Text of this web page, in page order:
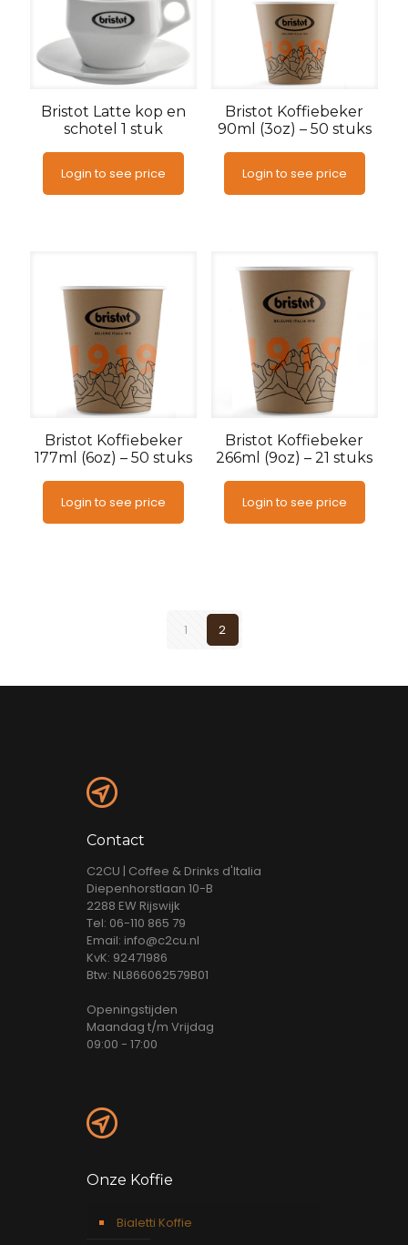
Bristot Latte kop en
schotel 1 stuk
Login to see price
Bristot Koffiebeker
90ml (3oz) – 50 stuks
Login to see price
Bristot Koffiebeker
177ml (6oz) – 50 stuks
Login to see price
Bristot Koffiebeker
266ml (9oz) – 21 stuks
Login to see price
1 2
Contact
C2CU | Coffee & Drinks d'Italia
Diepenhorstlaan 10-B
2288 EW Rijswijk
Tel: 06-110 865 79
Email: info@c2cu.nl
KvK: 92471986
Btw: NL866062579B01
Openingstijden
Maandag t/m Vrijdag
09:00 - 17:00
Onze Koffie
Bialetti Koffie